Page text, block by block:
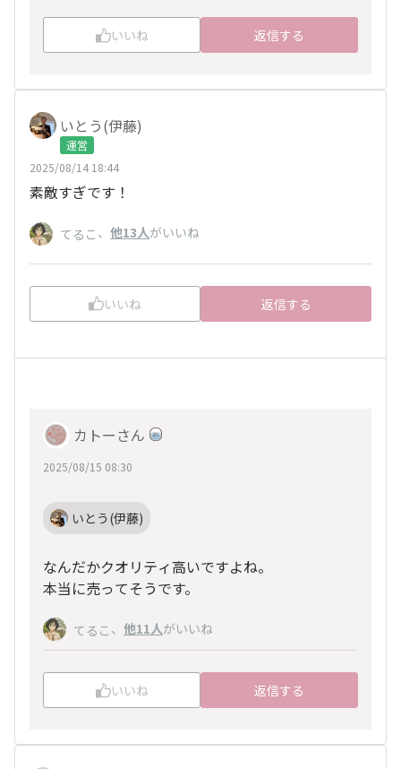
いいね 返信する
いとう(伊藤)
運営
2025/08/14 18:44
素敵すぎです！
てるこ 、 他13人がいいね
いいね 返信する
カトーさん
2025/08/15 08:30
いとう(伊藤)
なんだかクオリティ高いですよね。
本当に売ってそうです。
てるこ 、 他11人がいいね
いいね 返信する